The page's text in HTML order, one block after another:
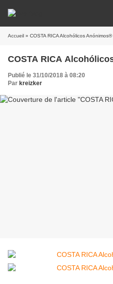
Accueil » COSTA RICA Alcohólicos Anónimos®
COSTA RICA
Publié le 31/10/2018 à 08:20
Par kreizker